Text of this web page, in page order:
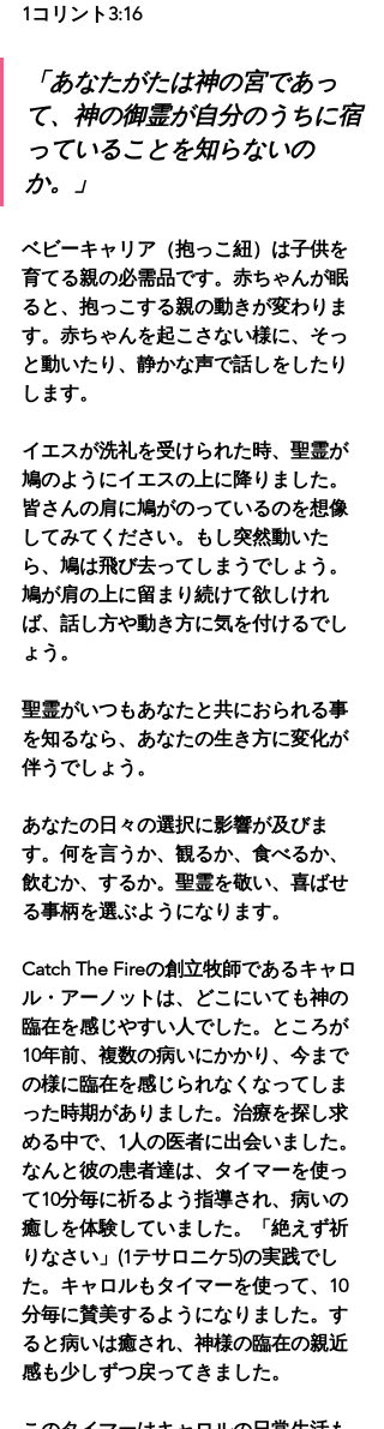
1コリント3:16
「あなたがたは神の宮であっ
て、神の御霊が自分のうちに宿
っていることを知らないの
か。」
ベビーキャリア（抱っこ紐）は子供を
育てる親の必需品です。赤ちゃんが眠
ると、抱っこする親の動きが変わりま
す。赤ちゃんを起こさない様に、そっ
と動いたり、静かな声で話しをしたり
します。
イエスが洗礼を受けられた時、聖霊が
鳩のようにイエスの上に降りました。
皆さんの肩に鳩がのっているのを想像
してみてください。もし突然動いた
ら、鳩は飛び去ってしまうでしょう。
鳩が肩の上に留まり続けて欲しけれ
ば、話し方や動き方に気を付けるでし
ょう。
聖霊がいつもあなたと共におられる事
を知るなら、あなたの生き方に変化が
伴うでしょう。
あなたの日々の選択に影響が及びま
す。何を言うか、観るか、食べるか、
飲むか、するか。聖霊を敬い、喜ばせ
る事柄を選ぶようになります。
Catch The Fireの創立牧師であるキャロ
ル・アーノットは、どこにいても神の
臨在を感じやすい人でした。ところが
10年前、複数の病いにかかり、今まで
の様に臨在を感じられなくなってしま
った時期がありました。治療を探し求
める中で、1人の医者に出会いました。
なんと彼の患者達は、タイマーを使っ
て10分毎に祈るよう指導され、病いの
癒しを体験していました。「絶えず祈
りなさい」(1テサロニケ5)の実践でし
た。キャロルもタイマーを使って、10
分毎に賛美するようになりました。す
ると病いは癒され、神様の臨在の親近
感も少しずつ戻ってきました。